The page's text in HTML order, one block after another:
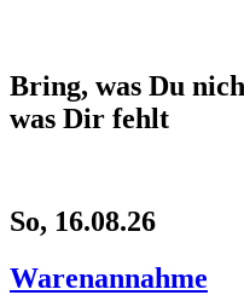
Bring, was Du
was Dir fehlt
So, 16.08.26
Warenannahme